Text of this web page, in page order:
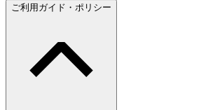
ご利用ガイド・ポリシー